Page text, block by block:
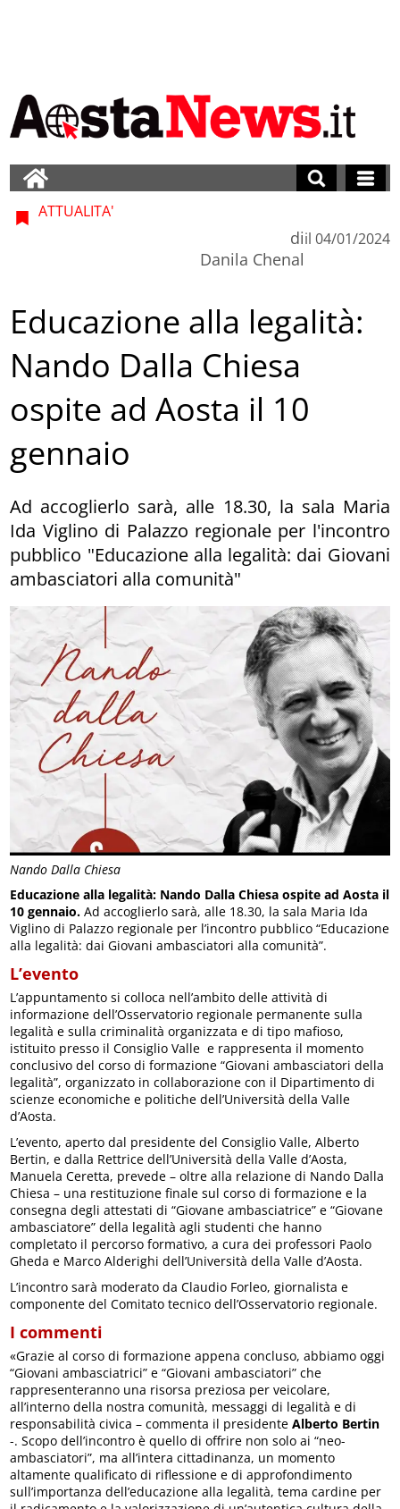
Nando Dalla Chiesa
ATTUALITA'
di
Danila Chenal
il 04/01/2024
Educazione alla legalità:
Nando Dalla Chiesa
ospite ad Aosta il 10
gennaio
Ad accoglierlo sarà, alle 18.30, la sala Maria
Ida Viglino di Palazzo regionale per l'incontro
pubblico "Educazione alla legalità: dai Giovani
ambasciatori alla comunità"
Educazione alla legalità: Nando Dalla Chiesa ospite ad Aosta il
10 gennaio. Ad accoglierlo sarà, alle 18.30, la sala Maria Ida
Viglino di Palazzo regionale per l’incontro pubblico “Educazione
alla legalità: dai Giovani ambasciatori alla comunità”.
L’evento
L’appuntamento si colloca nell’ambito delle attività di
informazione dell’Osservatorio regionale permanente sulla
legalità e sulla criminalità organizzata e di tipo mafioso,
istituito presso il Consiglio Valle e rappresenta il momento
conclusivo del corso di formazione “Giovani ambasciatori della
legalità”, organizzato in collaborazione con il Dipartimento di
scienze economiche e politiche dell’Università della Valle
d’Aosta.
L’evento, aperto dal presidente del Consiglio Valle, Alberto
Bertin, e dalla Rettrice dell’Università della Valle d’Aosta,
Manuela Ceretta, prevede – oltre alla relazione di Nando Dalla
Chiesa – una restituzione finale sul corso di formazione e la
consegna degli attestati di “Giovane ambasciatrice” e “Giovane
ambasciatore” della legalità agli studenti che hanno
completato il percorso formativo, a cura dei professori Paolo
Gheda e Marco Alderighi dell’Università della Valle d’Aosta.
L’incontro sarà moderato da Claudio Forleo, giornalista e
componente del Comitato tecnico dell’Osservatorio regionale.
I commenti
«Grazie al corso di formazione appena concluso, abbiamo oggi
“Giovani ambasciatrici” e “Giovani ambasciatori” che
rappresenteranno una risorsa preziosa per veicolare,
all’interno della nostra comunità, messaggi di legalità e di
responsabilità civica – commenta il presidenteAlberto Bertin
-. Scopo dell’incontro è quello di offrire non solo ai “neo-
ambasciatori”, ma all’intera cittadinanza, un momento
altamente qualificato di riflessione e di approfondimento
sull’importanza dell’educazione alla legalità, tema cardine per